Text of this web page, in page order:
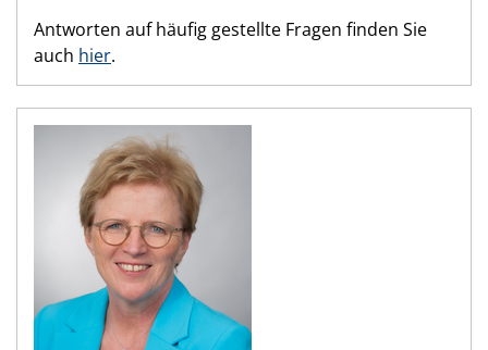
Antworten auf häufig gestellte Fragen finden Sie
auch hier.